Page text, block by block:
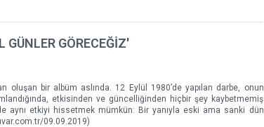
GÖRECEĞİZ'
oluşan bir albüm aslında. 12 Eylül 1980’de yapılan darbe, onun
etkisinden ve güncelliğinden hiçbir şey kaybetmemiş
aynı etkiyi hissetmek mümkün: Bir yanıyla eski ama sanki dün
09.09.2019)